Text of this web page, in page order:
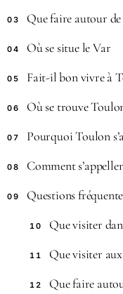
03 Que faire autour
04 Où se situe le Var
05 Fait-il bon vivre à
06 Où se trouve
07 Pourquoi Toulon
08 Comment
09 Questions
10 Que visiter
11 Que visiter
12 Que faire